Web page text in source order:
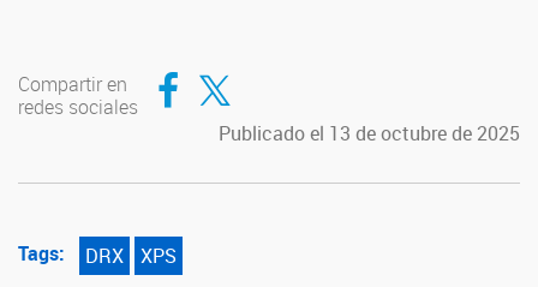
Compartir en
redes sociales
Compartir en Facebook
Compartir en Twitter
Publicado el 13 de octubre de 2025
Tags: DRX XPS